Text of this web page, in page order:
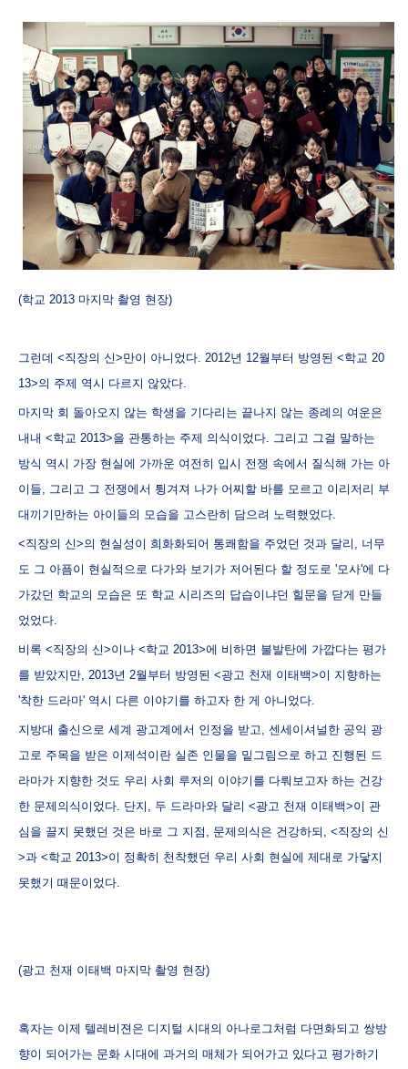
(학교 2013 마지막 촬영 현장)
그런데 <직장의 신>만이 아니었다. 2012년 12월부터 방영된 <학교 20
13>의 주제 역시 다르지 않았다.
마지막 회 돌아오지 않는 학생을 기다리는 끝나지 않는 종례의 여운은
내내 <학교 2013>을 관통하는 주제 의식이었다. 그리고 그걸 말하는
방식 역시 가장 현실에 가까운 여전히 입시 전쟁 속에서 질식해 가는 아
이들, 그리고 그 전쟁에서 튕겨져 나가 어찌할 바를 모르고 이리저리 부
대끼기만하는 아이들의 모습을 고스란히 담으려 노력했었다.
<직장의 신>의 현실성이 희화화되어 통쾌함을 주었던 것과 달리, 너무
도 그 아픔이 현실적으로 다가와 보기가 저어된다 할 정도로 '모사'에 다
가갔던 학교의 모습은 또 학교 시리즈의 답습이냐던 힐문을 닫게 만들
었었다.
비록 <직장의 신>이나 <학교 2013>에 비하면 불발탄에 가깝다는 평가
를 받았지만, 2013년 2월부터 방영된 <광고 천재 이태백>이 지향하는
'착한 드라마' 역시 다른 이야기를 하고자 한 게 아니었다.
지방대 출신으로 세계 광고계에서 인정을 받고, 센세이셔널한 공익 광
고로 주목을 받은 이제석이란 실존 인물을 밑그림으로 하고 진행된 드
라마가 지향한 것도 우리 사회 루저의 이야기를 다뤄보고자 하는 건강
한 문제의식이었다. 단지, 두 드라마와 달리 <광고 천재 이태백>이 관
심을 끌지 못했던 것은 바로 그 지점, 문제의식은 건강하되, <직장의 신
>과 <학교 2013>이 정확히 천착했던 우리 사회 현실에 제대로 가닿지
못했기 때문이었다.
(광고 천재 이태백 마지막 촬영 현장)
혹자는 이제 텔레비젼은 디지털 시대의 아나로그처럼 다면화되고 쌍방
향이 되어가는 문화 시대에 과거의 매체가 되어가고 있다고 평가하기